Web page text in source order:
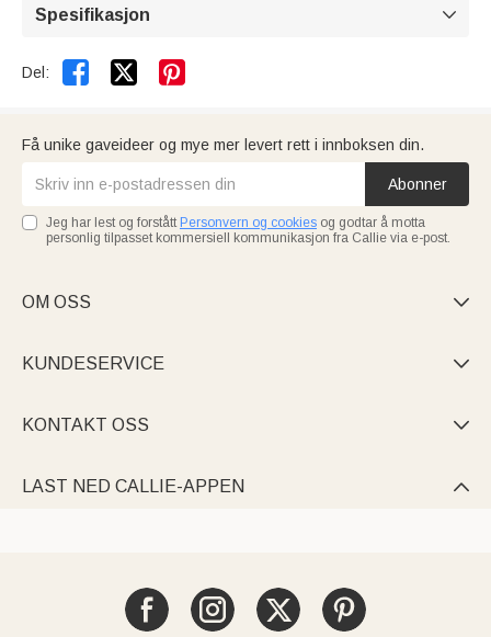
Spesifikasjon 
Del:  
Få unike gaveideer og mye mer levert rett i innboksen din.
Abonner
Jeg har lest og forstått Personvern og cookies og godtar å motta
personlig tilpasset kommersiell kommunikasjon fra Callie via e-post.
OM OSS 
KUNDESERVICE 
KONTAKT OSS 
LAST NED CALLIE-APPEN 